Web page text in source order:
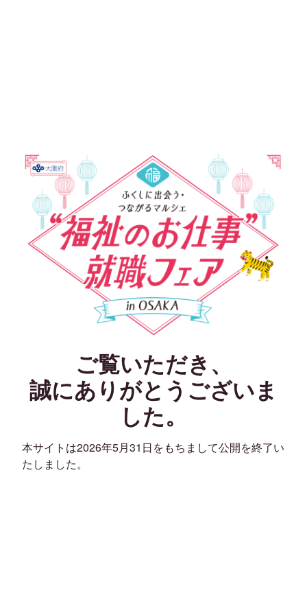
ご覧いただき、
誠にありがとうございま
した。
本サイトは2026年5月31日をもちまして公開を終了い
たしました。